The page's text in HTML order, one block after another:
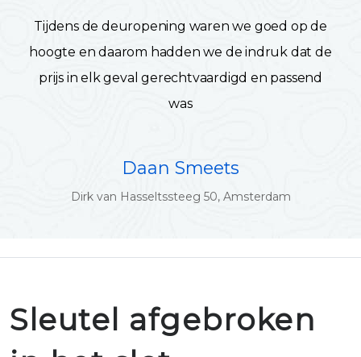
Tijdens de deuropening waren we goed op de
hoogte en daarom hadden we de indruk dat de
prijs in elk geval gerechtvaardigd en passend
was
Daan Smeets
Dirk van Hasseltssteeg 50, Amsterdam
Sleutel afgebroken